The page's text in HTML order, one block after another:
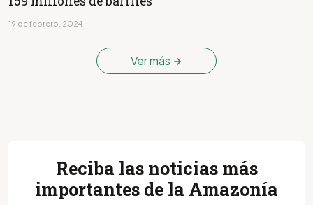
19 de febrero, 2024
Ver más
Reciba las noticias más
importantes de la Amazonía